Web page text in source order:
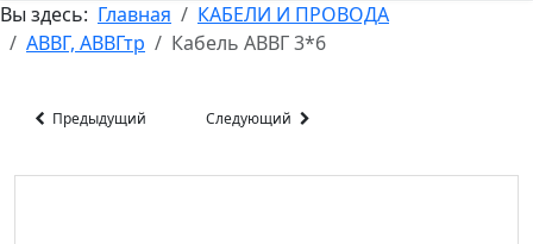
Вы здесь: Главная
КАБЕЛИ И ПРОВОДА
АВВГ, АВВГтр
Кабель АВВГ 3*6
Предыдущий Следующий